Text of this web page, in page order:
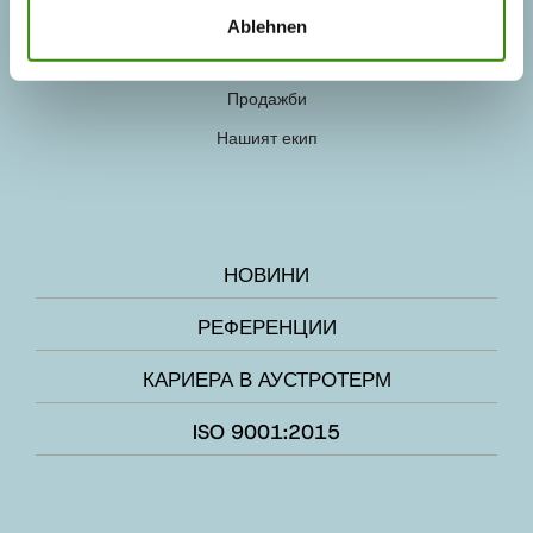
Ablehnen
ЛИЦА ЗА КОНТАКТ
Продажби
Нашият екип
НОВИНИ
РЕФЕРЕНЦИИ
КАРИЕРА В АУСТРОТЕРМ
ISO 9001:2015